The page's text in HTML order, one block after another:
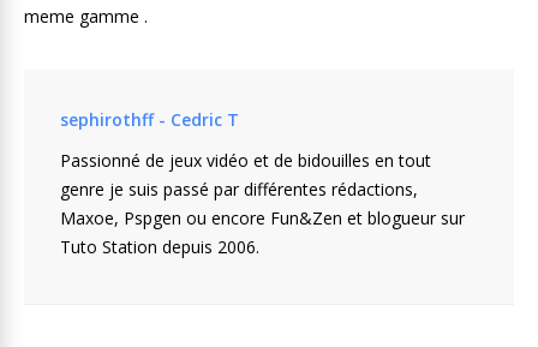
meme gamme .
sephirothff - Cedric T
Passionné de jeux vidéo et de bidouilles en tout
genre je suis passé par différentes rédactions,
Maxoe, Pspgen ou encore Fun&Zen et blogueur sur
Tuto Station depuis 2006.